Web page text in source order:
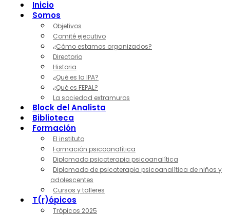
Inicio
Somos
Objetivos
Comité ejecutivo
¿Cómo estamos organizados?
Directorio
Historia
¿Qué es la IPA?
¿Qué es FEPAL?
La sociedad extramuros
Block del Analista
Biblioteca
Formación
El instituto
Formación psicoanalítica
Diplomado psicoterapia psicoanalítica
Diplomado de psicoterapia psicoanalítica de niños y
adolescentes
Cursos y talleres
T(r)ópicos
Trópicos 2025